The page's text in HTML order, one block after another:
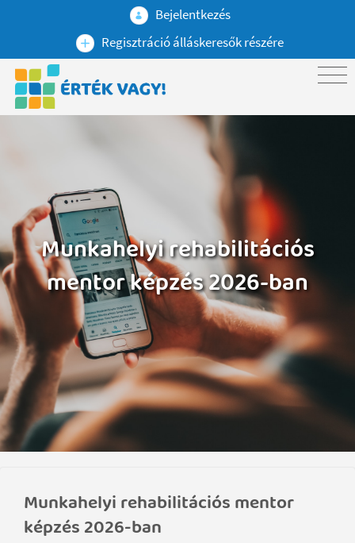
Bejelentkezés
Regisztráció álláskeresők részére
Munkahelyi rehabilitációs
mentor képzés 2026-ban
Munkahelyi rehabilitációs mentor
képzés 2026-ban